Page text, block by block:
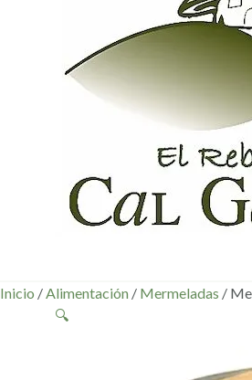
Inicio /Alimentación / Mermeladas /
🔍